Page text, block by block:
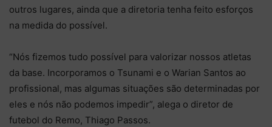
outros lugares, ainda que a diretoria tenha feito esforços
na medida do possível.
“Nós fizemos tudo possível para valorizar nossos atletas
da base. Incorporamos o Tsunami e o Warian Santos ao
profissional, mas algumas situações são determinadas por
eles e nós não podemos impedir”, alega o diretor de
futebol do Remo, Thiago Passos.